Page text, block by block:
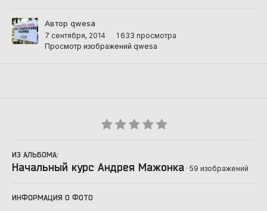
Автор qwesa
7 сентября, 2014
1 633 просмотра
Просмотр изображений qwesa
ИЗ АЛЬБОМА:
Начальный курс Андрея Мажонка · 59 изображений
ИНФОРМАЦИЯ О ФОТО